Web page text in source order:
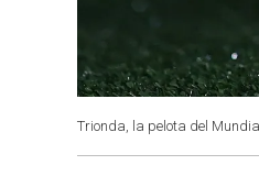
Trionda, la pelota del